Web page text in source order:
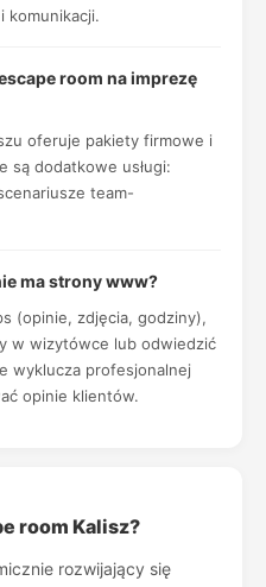
komunikacji.
room na imprezę
oferuje pakiety firmowe i
są dodatkowe usługi:
team-
ma strony www?
(opinie, zdjęcia, godziny),
w wizytówce lub odwiedzić
wyklucza profesjonalnej
opinie klientów.
room Kalisz?
rozwijający się